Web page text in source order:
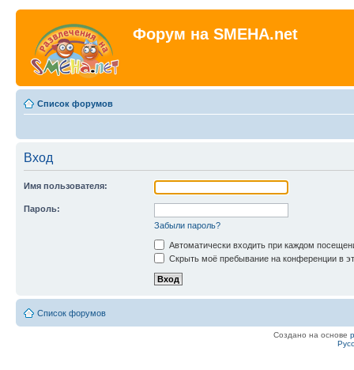
Форум на SMEHA.net
Список форумов
Вход
Имя пользователя:
Пароль:
Забыли пароль?
Автоматически входить при каждом
Скрыть моё пребывание на конференции в
Список форумов
Создано на основе